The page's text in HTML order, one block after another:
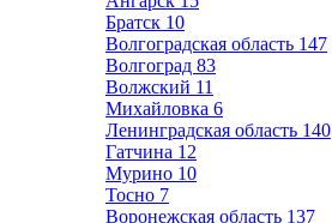
Братск 10
Волгоградская область 147
Волгоград 83
Волжский 11
Михайловка 6
Ленинградская область 140
Гатчина 12
Мурино 10
Тосно 7
Воронежская область 137